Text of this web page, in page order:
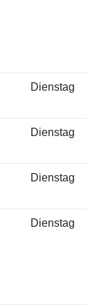
Dienstag
Dienstag
Dienstag
Dienstag